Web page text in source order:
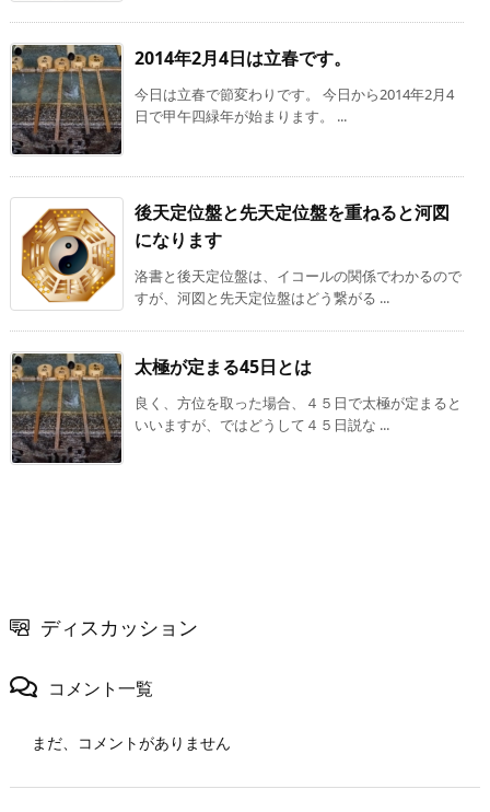
2014年2月4日は立春です。
今日は立春で節変わりです。 今日から2014年2月4
日で甲午四緑年が始まります。 ...
後天定位盤と先天定位盤を重ねると河図
になります
洛書と後天定位盤は、イコールの関係でわかるので
すが、河図と先天定位盤はどう繋がる ...
太極が定まる45日とは
良く、方位を取った場合、４５日で太極が定まると
いいますが、ではどうして４５日説な ...
ディスカッション
コメント一覧
まだ、コメントがありません